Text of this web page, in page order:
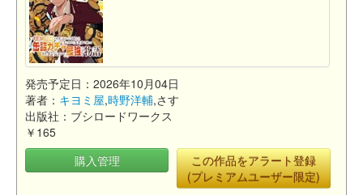
発売予定日：2026年10月04日
著者： キヨミ屋,時野洋輔,さす
出版社：ブシロードワークス
￥165
購入管理
この作品をアラート登録
(プレミアムユーザー限定)